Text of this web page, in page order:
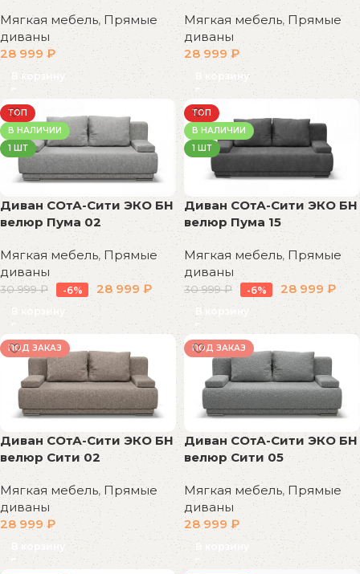
Мягкая мебель,Прямые
диваны
28 999₽
В корзину
Мягкая мебель, Прямые
диваны
28 999₽
В корзину
ТОП
В НАЛИЧИИ
1 ШТ
Диван СОтА-Сити ЭКО БН
велюр Пума 02
Мягкая мебель,Прямые
диваны
30 999₽ -6% 28 999 ₽
В корзину
ТОП
В НАЛИЧИИ
1 ШТ
Диван СОтА-Сити ЭКО БН
велюр Пума 15
Мягкая мебель,Прямые
диваны
30 999₽ -6% 28 999₽
В корзину
ПОД ЗАКАЗ
Диван СОтА-Сити ЭКО БН
велюр Сити 02
Мягкая мебель, Прямые
диваны
28 999₽
В корзину
ПОД ЗАКАЗ
Диван СОтА-Сити ЭКО БН
велюр Сити 05
Мягкая мебель, Прямые
диваны
28 999 ₽
В корзину